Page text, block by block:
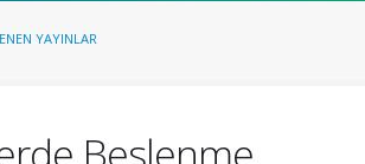
YAYINLAR